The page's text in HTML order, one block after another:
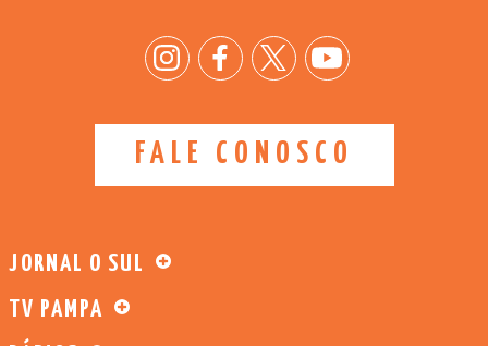
FALE CONOSCO
JORNAL O SUL
TV PAMPA